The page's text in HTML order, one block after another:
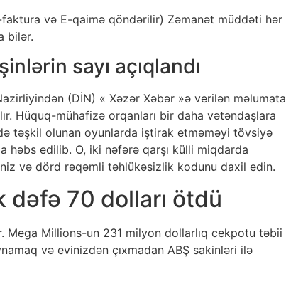
və E-qaimə qöndərilir) Zəmanət müddəti hər
bilər.
sayı açıqlandı
(DİN) « Xəzər Xəbər »ə verilən məlumata
Hüquq-mühafizə orqanları bir daha vətəndaşlara
təşkil olunan oyunlarda iştirak etməməyi tövsiyə
həbs edilib. O, iki nəfərə qarşı külli miqdarda
və dörd rəqəmli təhlükəsizlik kodunu daxil edin.
dəfə 70 dolları ötdü
Mega Millions-un 231 milyon dollarlıq cekpotu təbii
və evinizdən çıxmadan ABŞ sakinləri ilə